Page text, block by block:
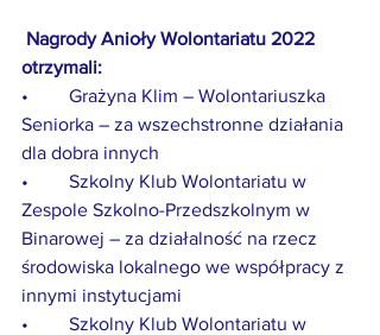
Nagrody Anioły Wolontariatu 2022
otrzymali:
•	Grażyna Klim – Wolontariuszka
Seniorka – za wszechstronne działania
dla dobra innych
•	Szkolny Klub Wolontariatu w
Zespole Szkolno-Przedszkolnym w
Binarowej – za działalność na rzecz
środowiska lokalnego we współpracy z
innymi instytucjami
•	Szkolny Klub Wolontariatu w